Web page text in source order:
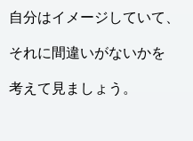
自分はイメージしていて、
それに間違いがないかを
考えて見ましょう。